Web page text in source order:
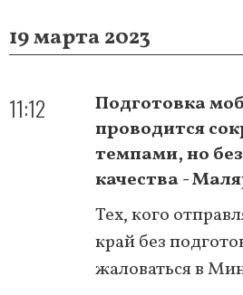
19 марта 2023
11:12
Подготовка
проводится
темпами, но
качества -
Тех, кого
край без
жаловаться в